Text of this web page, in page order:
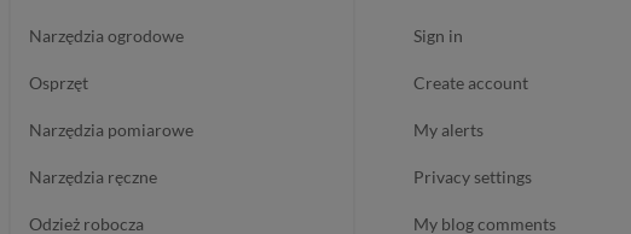
narzędzia ogrodowe
osprzęt
narzędzia pomiarowe
narzędzia ręczne
odzież robocza
sign in
create account
my alerts
privacy settings
my blog comments